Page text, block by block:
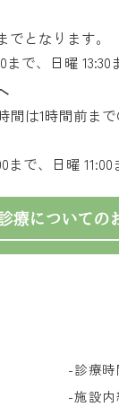
でとなります。
まで、日曜 13:30
間は1時間前ま
まで、日曜 11:00
療についての
診療
施設内